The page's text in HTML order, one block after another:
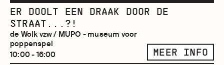
ER DOOLT EEN DRAAK DOOR DE
STRAAT...?!
de Wolk vzw / MUPO - museum voor
poppenspel
10:00 - 16:00
MEER INFO